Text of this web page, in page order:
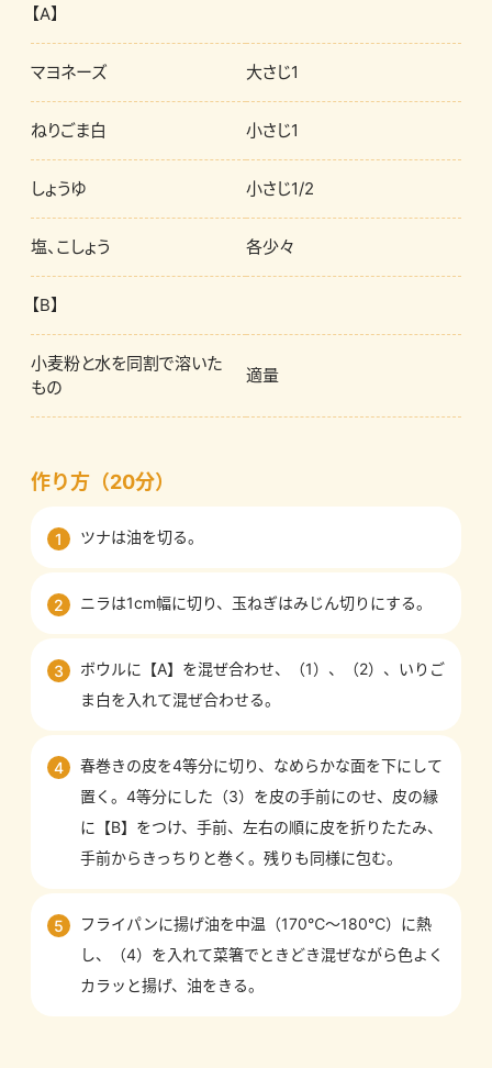
【A】
マヨネーズ 大さじ1
ねりごま白 小さじ1
しょうゆ 小さじ1/2
塩、こしょう 各少々
【B】
小麦粉と水を同割で溶いた
もの
適量
作り方（20分）
1 ツナは油を切る。
2 ニラは1cm幅に切り、玉ねぎはみじん切りにする。
3
ボウルに【A】を混ぜ合わせ、（1）、（2）、いりご
ま白を入れて混ぜ合わせる。
4
春巻きの皮を4等分に切り、なめらかな面を下にして
置く。4等分にした（3）を皮の手前にのせ、皮の縁
に【B】をつけ、手前、左右の順に皮を折りたたみ、
手前からきっちりと巻く。残りも同様に包む。
5
フライパンに揚げ油を中温（170℃〜180℃）に熱
し、（4）を入れて菜箸でときどき混ぜながら色よく
カラッと揚げ、油をきる。